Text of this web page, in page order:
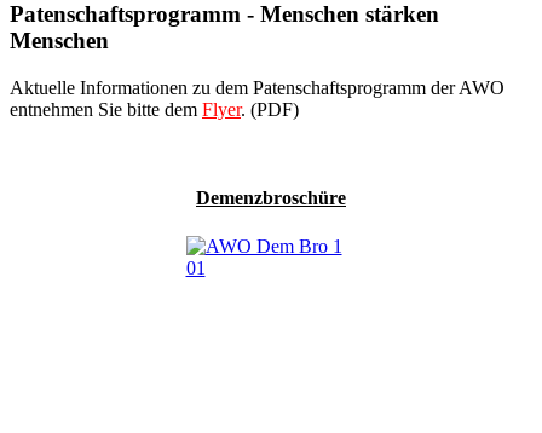
Patenschaftsprogramm - Menschen stärken
Menschen
Aktuelle Informationen zu dem Patenschaftsprogramm der AWO
entnehmen Sie bitte dem Flyer. (PDF)
Demenzbroschüre